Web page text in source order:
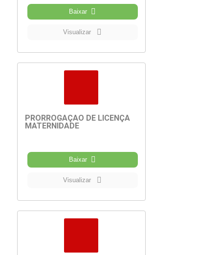
Baixar
Visualizar
PRORROGAÇÃO DE LICENÇA
MATERNIDADE
Baixar
Visualizar